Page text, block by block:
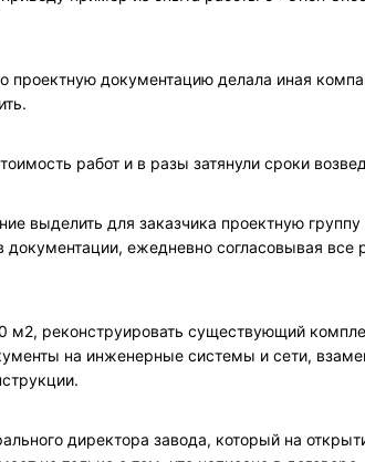
проектную документацию делала иная
работ и в разы затянули сроки
выделить для заказчика проектную группу
документации, ежедневно согласовывая все
м2, реконструировать существующий
на инженерные системы и сети,
директора завода, который на